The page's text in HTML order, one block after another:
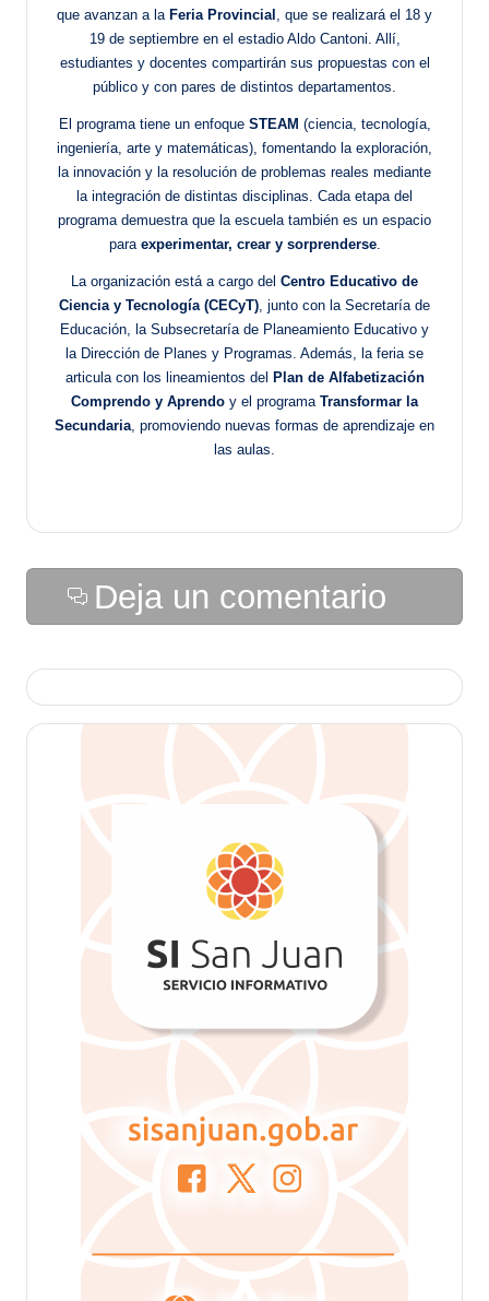
que avanzan a la Feria Provincial , que se realizará el 18 y
19 de septiembre en el estadio Aldo Cantoni. Allí,
estudiantes y docentes compartirán sus propuestas con el
público y con pares de distintos departamentos.
El programa tiene un enfoque STEAM (ciencia, tecnología,
ingeniería, arte y matemáticas), fomentando la exploración,
la innovación y la resolución de problemas reales mediante
la integración de distintas disciplinas. Cada etapa del
programa demuestra que la escuela también es un espacio
para experimentar, crear y sorprenderse.
La organización está a cargo del Centro Educativo de
Ciencia y Tecnología (CECyT) , junto con la Secretaría de
Educación, la Subsecretaría de Planeamiento Educativo y
la Dirección de Planes y Programas. Además, la feria se
articula con los lineamientos del Plan de Alfabetización
Comprendo y Aprendo y el programa Transformar la
Secundaria , promoviendo nuevas formas de aprendizaje en
las aulas.
Deja un comentario